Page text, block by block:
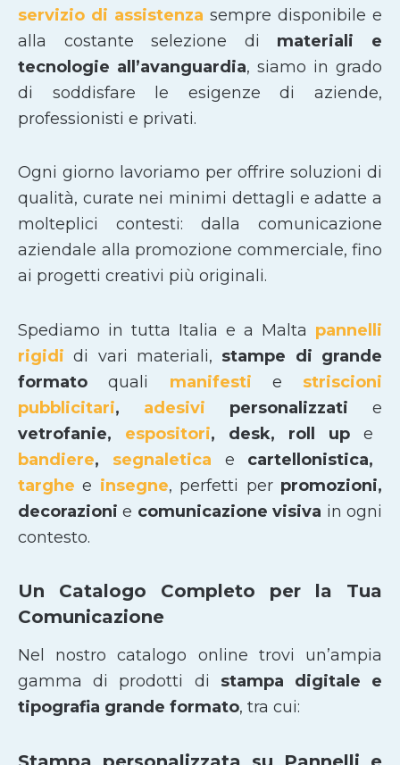
servizio di assistenza sempre disponibile e
alla costante selezione di materiali e
tecnologie all’avanguardia, siamo in grado
di soddisfare le esigenze di aziende,
professionisti e privati.
Ogni giorno lavoriamo per offrire soluzioni di
qualità, curate nei minimi dettagli e adatte a
molteplici contesti: dalla comunicazione
aziendale alla promozione commerciale, fino
ai progetti creativi più originali.
Spediamo in tutta Italia e a Malta pannelli
rigididi vari materiali, stampe di grande
formatoquali manifesti e striscioni
pubblicitari, adesivi personalizzati e
vetrofanie, espositori, desk, roll up e
bandiere, segnaletica e cartellonistica,
targhee insegne, perfetti per promozioni,
decorazionie comunicazione visiva in ogni
contesto.
Un Catalogo Completo per la Tua
Comunicazione
Nel nostro catalogo online trovi un’ampia
gamma di prodotti di stampa digitale e
tipografia grande formato, tra cui: